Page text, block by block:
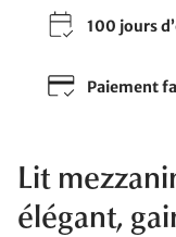
100 jours
Paiement
Lit
élégant,